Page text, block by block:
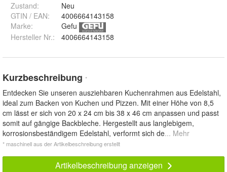
Zustand:
Neu
GTIN / EAN:
4006664143158
Marke:
Gefu
Hersteller Nr.:
4006664143158
Kurzbeschreibung *
Entdecken Sie unseren ausziehbaren Kuchenrahmen aus Edelstahl,
ideal zum Backen von Kuchen und Pizzen. Mit einer Höhe von 8,5
cm lässt er sich von 20 x 24 cm bis 38 x 46 cm anpassen und passt
somit auf gängige Backbleche. Hergestellt aus langlebigem,
korrosionsbeständigem Edelstahl, verformt sich de... Mehr
* maschinell aus der Artikelbeschreibung erstellt
Artikelbeschreibung anzeigen